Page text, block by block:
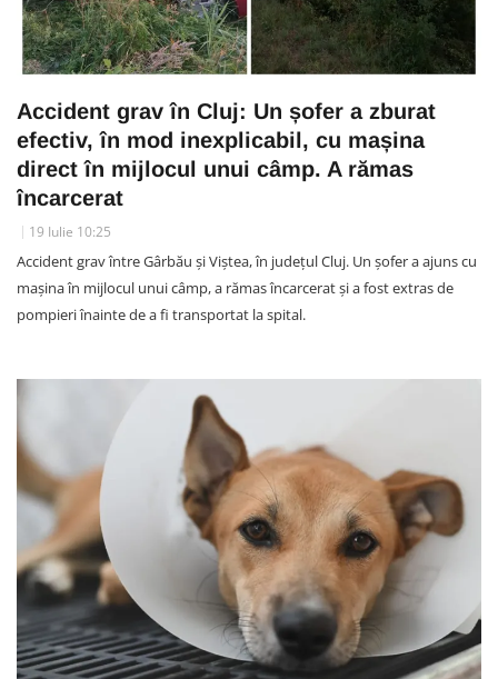
Accident grav în Cluj: Un șofer a zburat
efectiv, în mod inexplicabil, cu mașina
direct în mijlocul unui câmp. A rămas
încarcerat
19 Iulie 10:25
Accident grav între Gârbău și Viștea, în județul Cluj. Un șofer a ajuns cu
mașina în mijlocul unui câmp, a rămas încarcerat și a fost extras de
pompieri înainte de a fi transportat la spital.